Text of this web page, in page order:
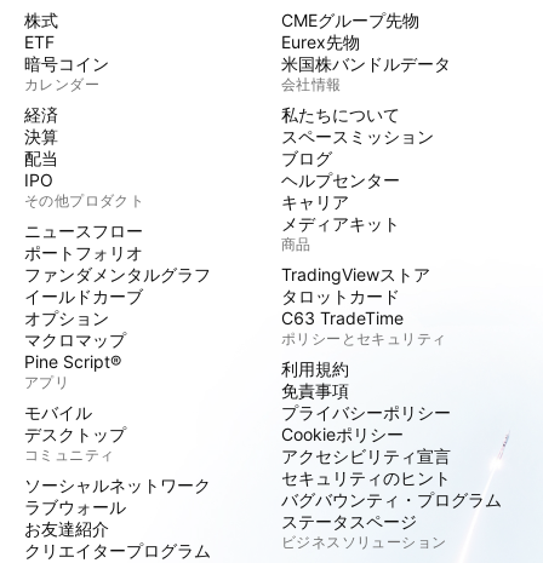
株式
ETF
暗号コイン
カレンダー
経済
決算
配当
IPO
その他プロダクト
ニュースフロー
ポートフォリオ
ファンダメンタルグラフ
イールドカーブ
オプション
マクロマップ
Pine Script®
アプリ
モバイル
デスクトップ
コミュニティ
ソーシャルネットワーク
ラブウォール
お友達紹介
クリエイタープログラム
CMEグループ先物
Eurex先物
米国株バンドルデータ
会社情報
私たちについて
スペースミッション
ブログ
ヘルプセンター
キャリア
メディアキット
商品
TradingViewストア
タロットカード
C63 TradeTime
ポリシーとセキュリティ
利用規約
免責事項
プライバシーポリシー
Cookieポリシー
アクセシビリティ宣言
セキュリティのヒント
バグバウンティ・プログラム
ステータスページ
ビジネスソリューション